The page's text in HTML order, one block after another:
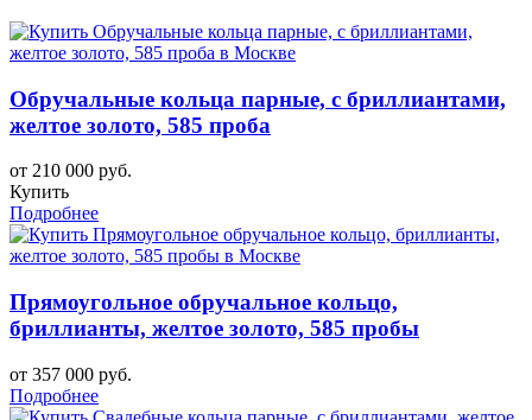
Обручальные кольца парные, с бриллиантами,
желтое золото, 585 проба
от 210 000 руб.
Купить
Подробнее
Прямоугольное обручальное кольцо,
бриллианты, желтое золото, 585 пробы
от 357 000 руб.
Подробнее